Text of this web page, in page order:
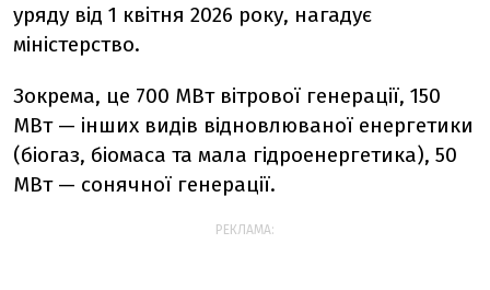
уряду від 1 квітня 2026 року, нагадує
міністерство.
Зокрема, це 700 МВт вітрової генерації, 150
МВт — інших видів відновлюваної енергетики
(біогаз, біомаса та мала гідроенергетика), 50
МВт — сонячної генерації.
РЕКЛАМА: